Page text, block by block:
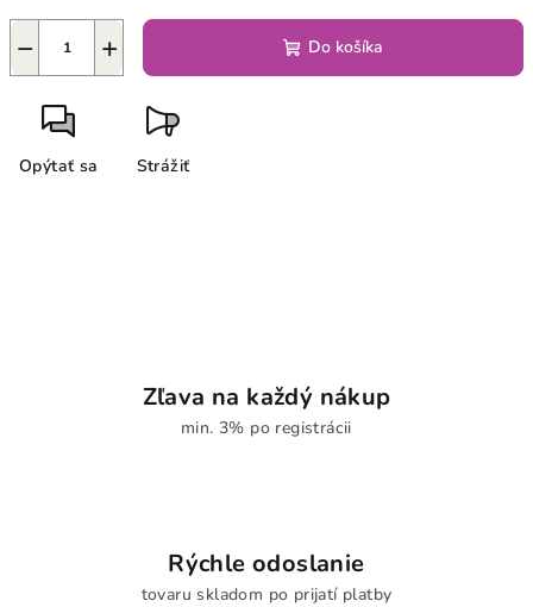
+
− Do košíka
Opýtať sa Strážiť
Zľava na každý nákup
min. 3% po registrácii
Rýchle odoslanie
tovaru skladom po prijatí platby